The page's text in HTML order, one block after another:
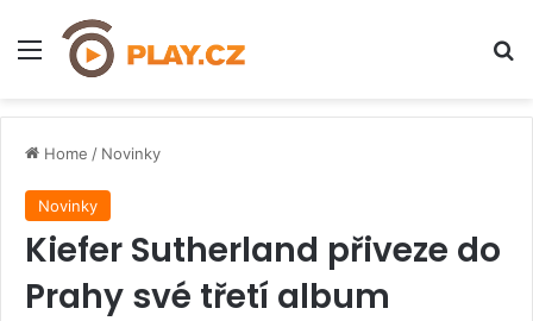
Menu
Home / Novinky
Novinky
Kiefer Sutherland přiveze do
Prahy své třetí album